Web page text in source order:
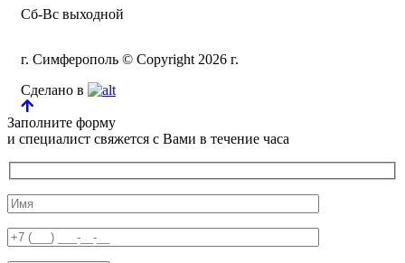
Сб-Вс выходной
г. Симферополь © Copyright 2026 г.
Сделано в
Заполните форму
и специалист свяжется с Вами в течение часа